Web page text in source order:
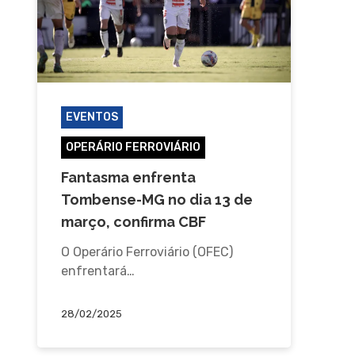
EVENTOS
OPERÁRIO FERROVIÁRIO
Fantasma enfrenta
Tombense-MG no dia 13 de
março, confirma CBF
O Operário Ferroviário (OFEC)
enfrentará…
28/02/2025